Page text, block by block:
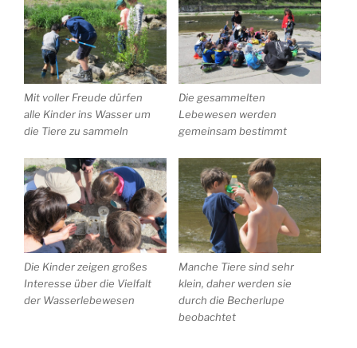
Mit voller Freude dürfen
alle Kinder ins Wasser um
die Tiere zu sammeln
Die gesammelten
Lebewesen werden
gemeinsam bestimmt
Die Kinder zeigen großes
Interesse über die Vielfalt
der Wasserlebewesen
Manche Tiere sind sehr
klein, daher werden sie
durch die Becherlupe
beobachtet